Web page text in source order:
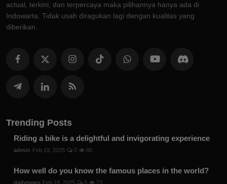
actual, terkini, dan terpercaya maka pilihannya hanya ada di
Indowarta. Tidak usah diragukan lagi dengan kualitas yang
diberikan.
Trending Posts
Riding a bike is a delightful and invigorating experience
admin Feb 19, 2025 0 80
How well do you know the famous places in the world?
dailynews Feb 18, 2025 0 73